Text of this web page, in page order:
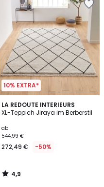
10% EXTRA*
LA REDOUTE INTERIEURS
XL-Teppich Jiraya im Berberstil
ab
544,99 €
272,49 € -50%
4,9
/ 5
4,9
/